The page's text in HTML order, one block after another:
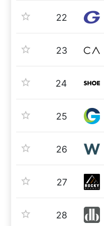
22
23
24
25
26
27
28